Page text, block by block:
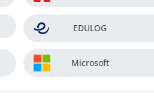
EDULOG
Microsoft